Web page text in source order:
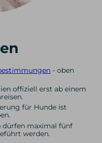
- oben
offiziell erst ab einem
für Hunde ist
dürfen maximal fünf
werden.